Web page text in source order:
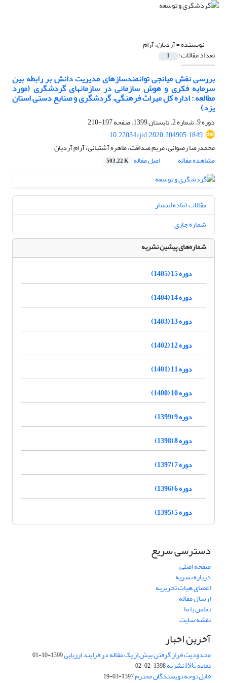
نویسنده =آردیان، آرام
تعداد مقالات: 1
بررسی نقش میانجی توانمندسازهای مدیریت دانش بر رابطه بین
سرمایه فکری و هوش سازمانی در سازمان‏های گردشگری (مورد
مطالعه : اداره کل میراث فرهنگی، گردشگری و صنایع دستی استان
یزد)
دوره 9، شماره 2، تابستان 1399، صفحه
197-210
10.22034/jtd.2020.204905.1849
محمدرضا رضوانی، مریم صداقت، طاهره آشتیانی، آرام آردیان
مشاهده مقاله
اصل مقاله 503.22 K
مقالات آماده انتشار
شماره جاری
شماره‌های پیشین نشریه
دوره 15 (1405)
دوره 14 (1404)
دوره 13 (1403)
دوره 12 (1402)
دوره 11 (1401)
دوره 10 (1400)
دوره 9 (1399)
دوره 8 (1398)
دوره 7 (1397)
دوره 6 (1396)
دوره 5 (1395)
دسترسی سریع
صفحه اصلی
درباره نشریه
اعضای هیات تحریریه
ارسال مقاله
تماس با ما
نقشه سایت
آخرین اخبار
محدودیت قرار گرفتن بیش از یک مقاله در فرایند ارزیابی1399-10-01
نمایه ISC نشریه 1398-02-02
قابل توجه نویسندگان محترم1397-03-19